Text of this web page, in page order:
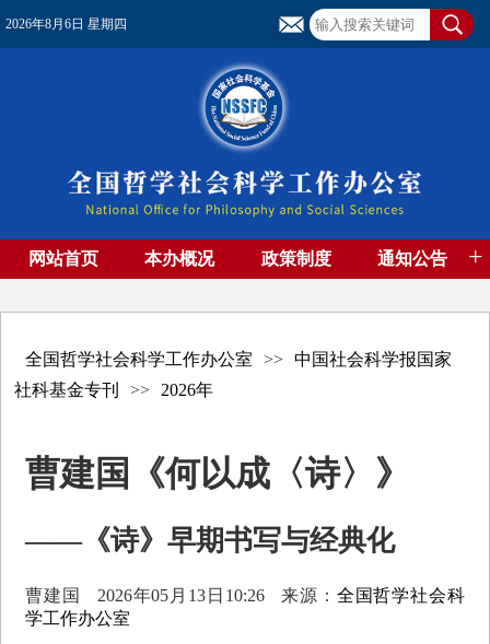
2026年8月6日 星期四
网站首页 本办概况 政策制度 通知公告 +
全国哲学社会科学工作办公室 >>
中国社会科学报国家
社科基金专刊
>> 2026年
曹建国《何以成〈诗〉》
——《诗》早期书写与经典化
曹建国 2026年05月13日10:26 来源： 全国哲学社会科
学工作办公室